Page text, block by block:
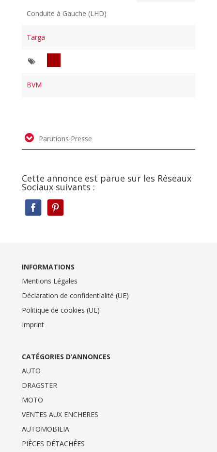
Conduite à Gauche (LHD)
Targa
BVM
Parutions Presse
Cette annonce est parue sur les Réseaux
Sociaux suivants :
INFORMATIONS
Mentions Légales
Déclaration de confidentialité (UE)
Politique de cookies (UE)
Imprint
CATÉGORIES D’ANNONCES
AUTO
DRAGSTER
MOTO
VENTES AUX ENCHERES
AUTOMOBILIA
PIÈCES DÉTACHÉES